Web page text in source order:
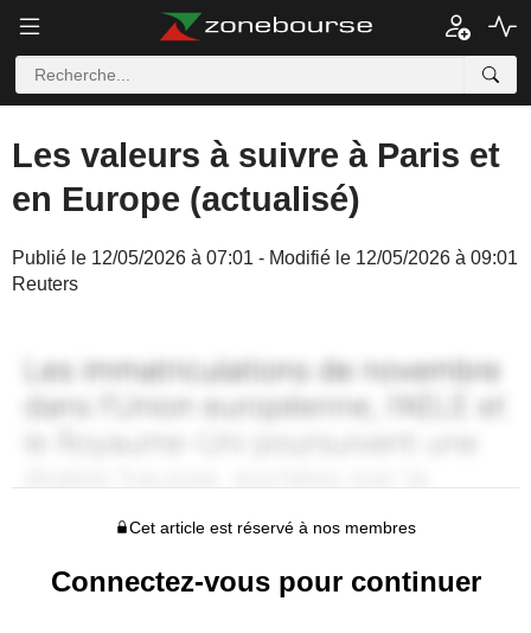
Les valeurs à suivre à Paris et
en Europe (actualisé)
Publié le 12/05/2026 à 07:01 - Modifié le 12/05/2026 à 09:01
Reuters
Cet article est réservé à nos membres
Connectez-vous pour continuer